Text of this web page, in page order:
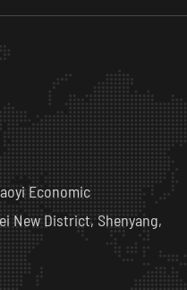
Economic
New District, Shenyang,